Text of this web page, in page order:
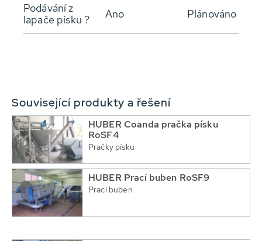
Podávání z
lapače písku ?
Ano Plánováno
Související produkty a řešení
HUBER Coanda pračka písku
RoSF4
Pračky písku
HUBER Prací buben RoSF9
Prací buben